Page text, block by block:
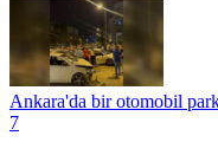
Ankara'da bir otomobil
7